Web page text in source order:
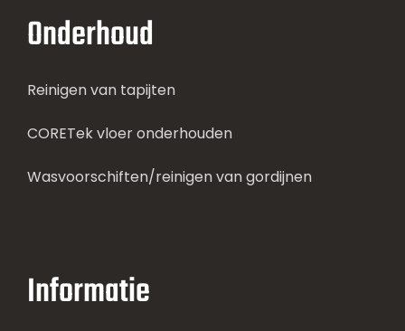
Onderhoud
Reinigen van tapijten
CORETek vloer onderhouden
Wasvoorschiften/reinigen van gordijnen
Informatie